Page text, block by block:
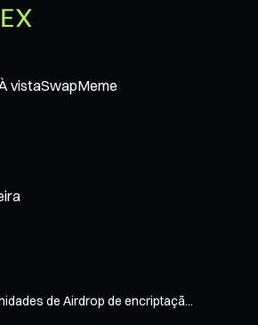
vistaSwapMeme
de Airdrop de encriptaçã...